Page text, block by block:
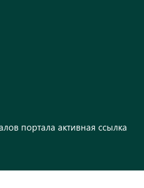
портала активная ссылка